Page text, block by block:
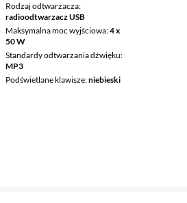
Rodzaj odtwarzacza
radioodtwarzacz USB
Maksymalna moc wyjściowa 4 x
50 W
Standardy odtwarzania dźwięku
MP3
Podświetlane klawisze niebieski